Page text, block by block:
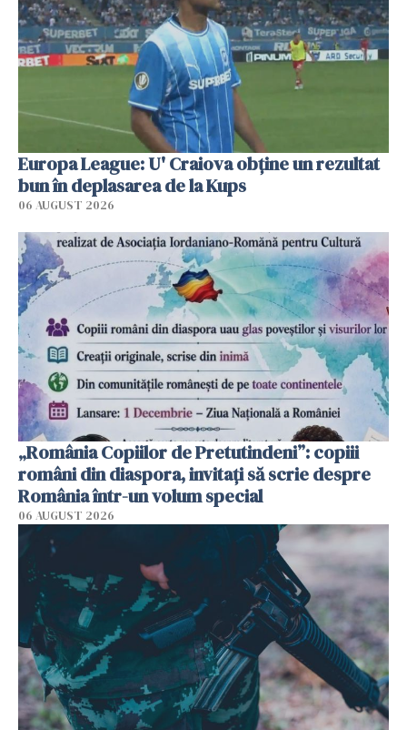
Europa League: U' Craiova obține un rezultat
bun în deplasarea de la Kups
06 AUGUST 2026
„România Copiilor de Pretutindeni”: copiii
români din diaspora, invitați să scrie despre
România într-un volum special
06 AUGUST 2026